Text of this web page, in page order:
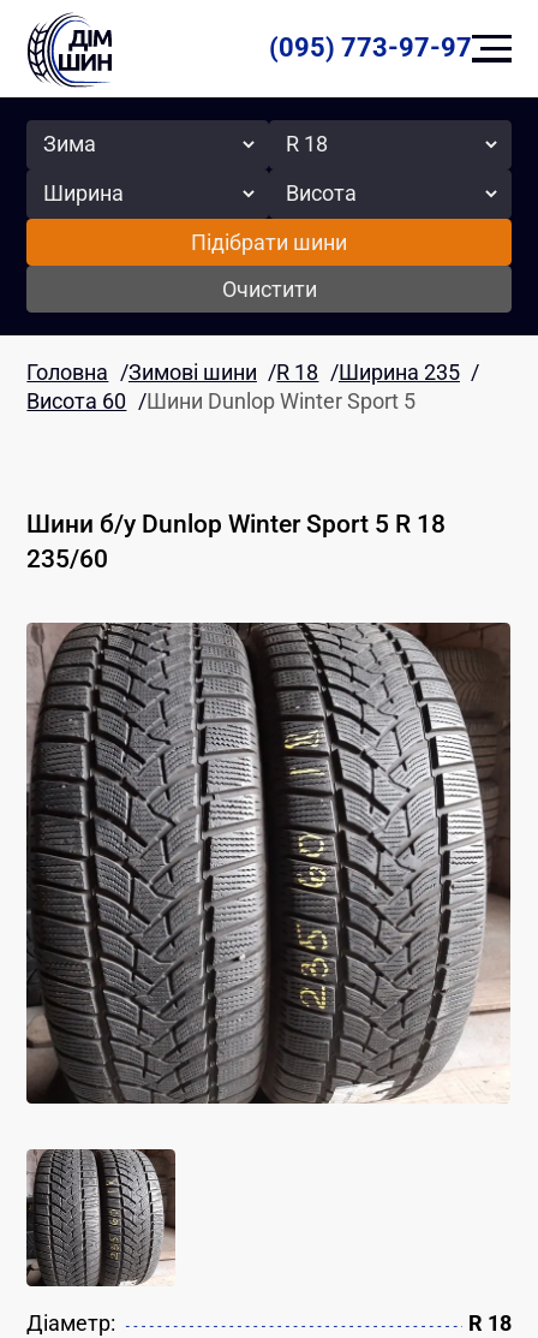
(095) 773-97-97
Сезон Радіус
Ширина Висота
Підібрати шини
Очистити
Головна /Зимові шини /R 18 /Ширина 235 /
Висота 60 /Шини Dunlop Winter Sport 5
Шини б/у Dunlop Winter Sport 5 R 18
235/60
Діаметр: R 18